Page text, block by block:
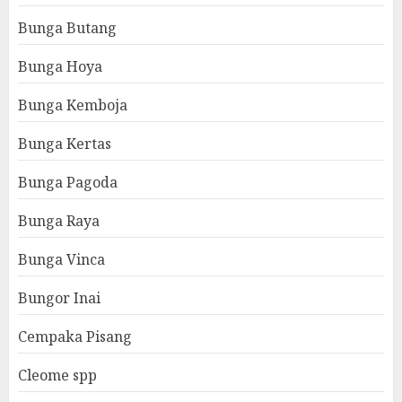
Bunga Butang
Bunga Hoya
Bunga Kemboja
Bunga Kertas
Bunga Pagoda
Bunga Raya
Bunga Vinca
Bungor Inai
Cempaka Pisang
Cleome spp